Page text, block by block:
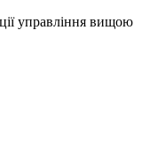
управління вищою